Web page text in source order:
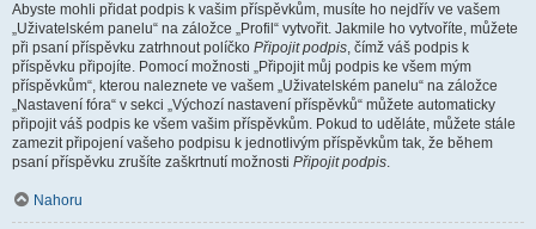
Abyste mohli přidat podpis k vašim příspěvkům, musíte ho nejdřív ve vašem
„Uživatelském panelu“ na záložce „Profil“ vytvořit. Jakmile ho vytvoříte, můžete
při psaní příspěvku zatrhnout políčko Připojit podpis, čímž váš podpis k
příspěvku připojíte. Pomocí možnosti „Připojit můj podpis ke všem mým
příspěvkům“, kterou naleznete ve vašem „Uživatelském panelu“ na záložce
„Nastavení fóra“ v sekci „Výchozí nastavení příspěvků“ můžete automaticky
připojit váš podpis ke všem vašim příspěvkům. Pokud to uděláte, můžete stále
zamezit připojení vašeho podpisu k jednotlivým příspěvkům tak, že během
psaní příspěvku zrušíte zaškrtnutí možnosti Připojit podpis.
Nahoru